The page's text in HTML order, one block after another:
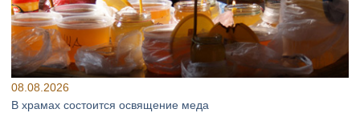
08.08.2026
В храмах состоится освящение меда